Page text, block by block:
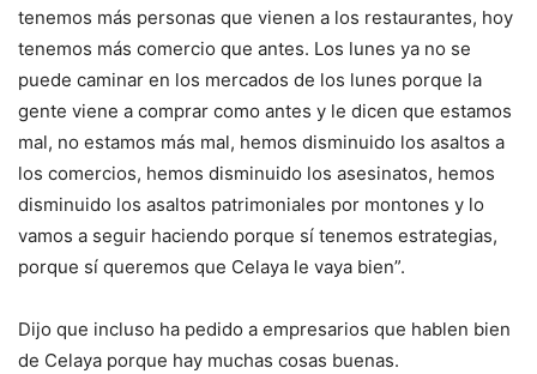
tenemos más personas que vienen a los restaurantes, hoy
tenemos más comercio que antes. Los lunes ya no se
puede caminar en los mercados de los lunes porque la
gente viene a comprar como antes y le dicen que estamos
mal, no estamos más mal, hemos disminuido los asaltos a
los comercios, hemos disminuido los asesinatos, hemos
disminuido los asaltos patrimoniales por montones y lo
vamos a seguir haciendo porque sí tenemos estrategias,
porque sí queremos que Celaya le vaya bien”.
Dijo que incluso ha pedido a empresarios que hablen bien
de Celaya porque hay muchas cosas buenas.